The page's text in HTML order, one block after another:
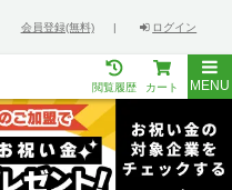
会員登録(無料) | ログイン
閲覧履歴 カート MENU